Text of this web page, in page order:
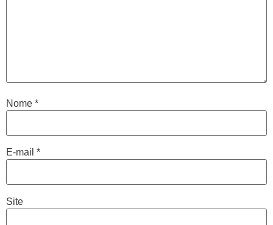
Nome *
E-mail *
Site